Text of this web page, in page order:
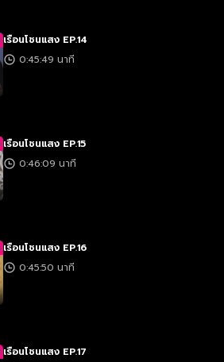
เรือนโชนแสง EP.14
0:45:49 นาที
เรือนโชนแสง EP.15
0:46:09 นาที
เรือนโชนแสง EP.16
0:45:50 นาที
เรือนโชนแสง EP.17